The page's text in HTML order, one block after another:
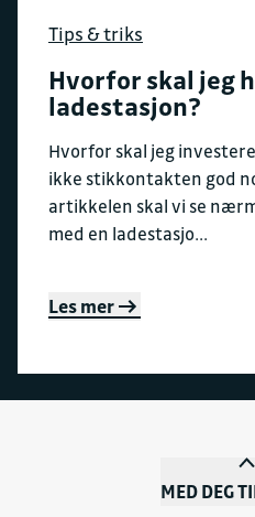
Tips & triks
Hvorfor skal jeg
ladestasjon?
Hvorfor skal jeg
ikke stikkontakten god
artikkelen skal vi se
med en ladestasjo...
Les mer
MED DEG